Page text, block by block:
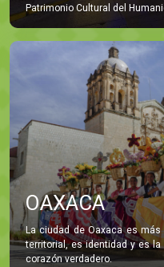
Patrimonio Cultural del
OAXACA
La ciudad de Oaxaca es
territorial, es identidad y es
corazón verdadero.